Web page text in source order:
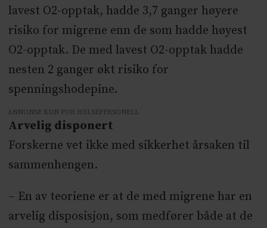
lavest O2-opptak, hadde 3,7 ganger høyere
risiko for migrene enn de som hadde høyest
O2-opptak. De med lavest O2-opptak hadde
nesten 2 ganger økt risiko for
spenningshodepine.
ANNONSE KUN FOR HELSEPERSONELL
Arvelig disponert
Forskerne vet ikke med sikkerhet årsaken til
sammenhengen.
– En av teoriene er at de med migrene har en
arvelig disposisjon, som medfører både at de